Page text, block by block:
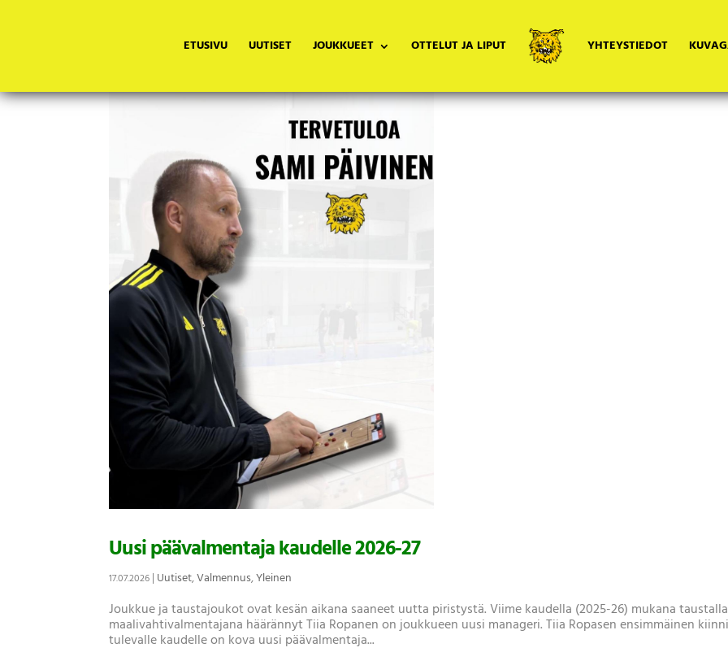
ETUSIVU UUTISET JOUKKUEET OTTELUT JA LIPUT YHTEYSTIEDOT
Uusi päävalmentaja kaudelle 2026-27
17.07.2026 | Uutiset,Valmennus,Yleinen
Joukkue ja taustajoukot ovat kesän aikana saaneet uutta piristystä. Viime kaudella (2025-26) mukana taustalla
maalivahtivalmentajana häärännyt Tiia Ropanen on joukkueen uusi manageri. Tiia Ropasen ensimmäinen
tulevalle kaudelle on kova uusi päävalmentaja...